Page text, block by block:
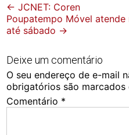
Post
navigation
← JCNET: Coren
Poupatempo Móvel
até sábado →
Deixe um comentário
O seu endereço de e-mail
obrigatórios são marcados
Comentário *